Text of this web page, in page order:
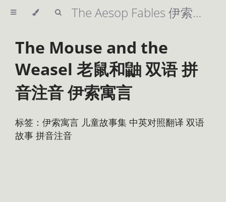
The Aesop Fables 伊索寓言 精美插图 英汉双语 拼音注音 儿童故事集
The Mouse and the
Weasel 老鼠和鼬 双语 拼
音注音 伊索寓言
标签：伊索寓言 儿童故事集 中英对照翻译 双语
故事 拼音注音